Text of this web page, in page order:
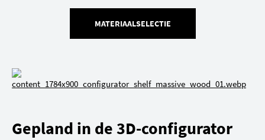
MATERIAALSELECTIE
Gepland in de 3D-configurator